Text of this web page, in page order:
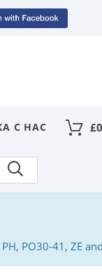
С НАС £
PO30-41, ZE and